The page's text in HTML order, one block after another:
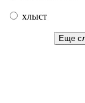
хлыст
Еще